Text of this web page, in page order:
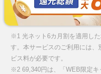
※1 光ネット6カ月割を適用し
す。本サービスのご利用には
ビス料が必要です。
※2 69,340円は、「WEB限定